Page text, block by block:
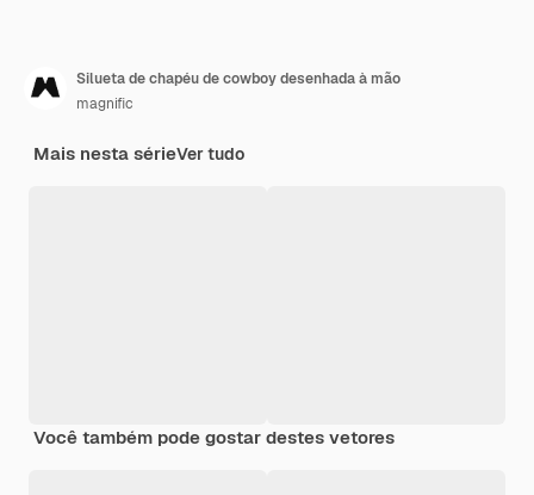
Silueta de chapéu de cowboy desenhada à mão
magnific
Mais nesta sérieVer tudo
Você também pode gostar destes vetores